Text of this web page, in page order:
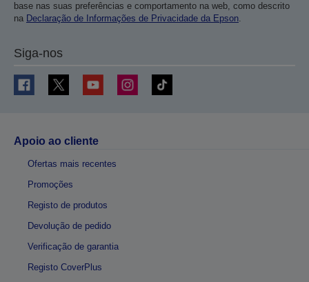
base nas suas preferências e comportamento na web, como descrito
na Declaração de Informações de Privacidade da Epson.
Siga-nos
Apoio ao cliente
Ofertas mais recentes
Promoções
Registo de produtos
Devolução de pedido
Verificação de garantia
Registo CoverPlus